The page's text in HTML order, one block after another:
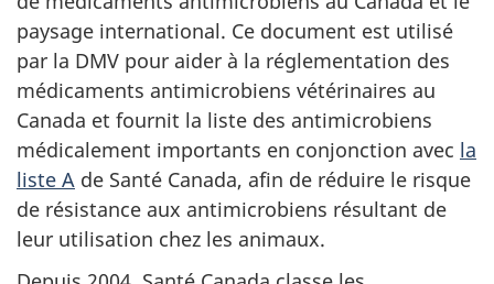
paysage international. Ce document est utilisé
par la DMV pour aider à la réglementation des
médicaments antimicrobiens vétérinaires au
Canada et fournit la liste des antimicrobiens
médicalement importants en conjonction avec la
liste A de Santé Canada, afin de réduire le risque
de résistance aux antimicrobiens résultant de
leur utilisation chez les animaux.